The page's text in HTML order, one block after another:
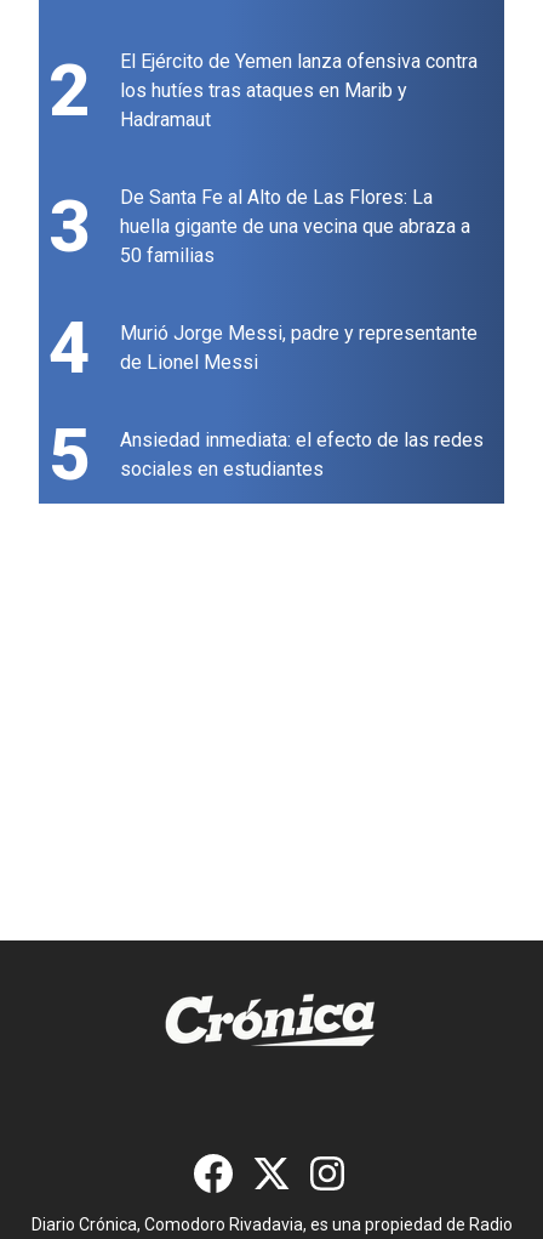
2
El Ejército de Yemen lanza ofensiva contra
los hutíes tras ataques en Marib y
Hadramaut
3
De Santa Fe al Alto de Las Flores: La
huella gigante de una vecina que abraza a
50 familias
4
Murió Jorge Messi, padre y representante
de Lionel Messi
5
Ansiedad inmediata: el efecto de las redes
sociales en estudiantes
Diario Crónica, Comodoro Rivadavia, es una propiedad de Radio